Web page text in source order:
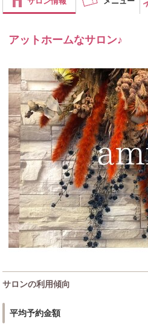
アットホームなサロン♪
サロンの利用傾向
平均予約金額